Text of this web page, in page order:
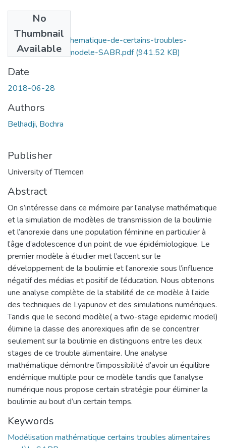
No
Thumbnail
Available
Modelisation-mathematique-de-certains-troubles-
alimentaires -Le-modele-SABR.pdf(941.52 KB)
Date
2018-06-28
Authors
Belhadji, Bochra
Publisher
University of Tlemcen
Abstract
On s’intéresse dans ce mémoire par l’analyse mathématique
et la simulation de modèles de transmission de la boulimie
et l’anorexie dans une population féminine en particulier à
l’âge d’adolescence d’un point de vue épidémiologique. Le
premier modèle à étudier met l’accent sur le
développement de la boulimie et l’anorexie sous l’influence
négatif des médias et positif de l’éducation. Nous obtenons
une analyse complète de la stabilité de ce modèle à l’aide
des techniques de Lyapunov et des simulations numériques.
Tandis que le second modèle( a two-stage epidemic model)
élimine la classe des anorexiques afin de se concentrer
seulement sur la boulimie en distinguons entre les deux
stages de ce trouble alimentaire. Une analyse
mathématique démontre l’impossibilité d’avoir un équilibre
endémique multiple pour ce modèle tandis que l’analyse
numérique nous propose certain stratégie pour éliminer la
boulimie au bout d’un certain temps.
Keywords
Modélisation mathématique certains troubles alimentaires